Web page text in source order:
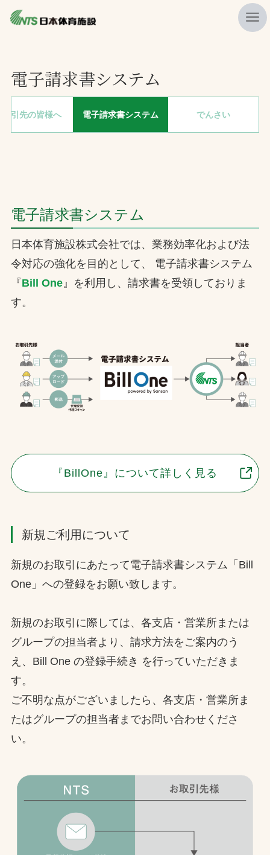
ニュース
プレスリリース
レポート
会社概要
採用情報
検索
お問合せ
プライバシーポリシー
ソーシャルメディアポリシー
Instagram
Facebook
YouTube
電子請求書システム
取引先の皆様へ 電子請求書システム でんさい
電子請求書システム
日本体育施設株式会社では、業務効率化および法
令対応の強化を目的として、 電子請求書システム
『Bill One』を利用し、請求書を受領しておりま
す。
『BillOne』について詳しく見る
新規ご利用について
新規のお取引にあたって電子請求書システム「Bill
One」への登録をお願い致します。
新規のお取引に際しては、各支店・営業所または
グループの担当者より、請求方法をご案内のう
え、Bill One の登録手続き を行っていただきま
す。
ご不明な点がございましたら、各支店・営業所ま
たはグループの担当者までお問い合わせくださ
い。